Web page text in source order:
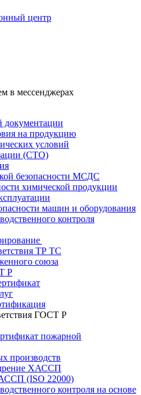
центр
в мессенджерах
документации
на продукцию
условий
(СТО)
безопасности МСДС
химической продукции
машин и оборудования
контроля
ТР ТС
союза
Р
ГОСТ Р
пожарной
производств
ХАССП
(ISO 22000)
контроля на основе